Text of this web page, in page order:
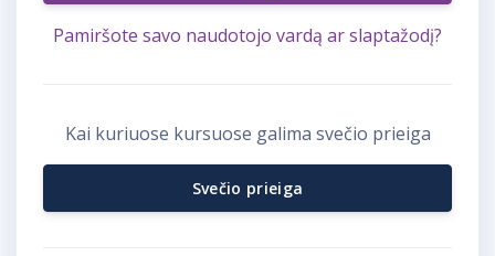
Pamiršote savo naudotojo vardą ar slaptažodį?
Kai kuriuose kursuose galima svečio prieiga
Svečio prieiga